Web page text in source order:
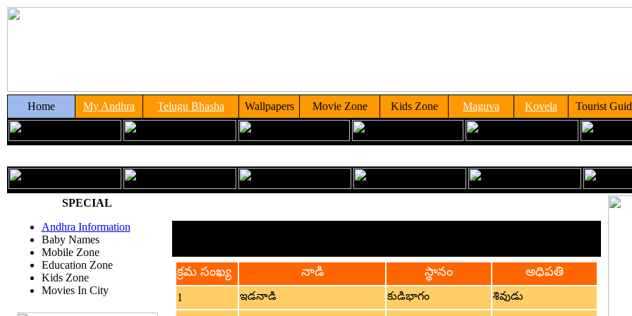
Home My Andhra Telugu Bhasha Wallpapers Movie Zone Kids Zone Maguva Kovela Tourist
SPECIAL
Andhra Information
Baby Names
Mobile Zone
Education Zone
Kids Zone
Movies In City
క్రమ సంఖ్య నాడి స్థానం అధిపతి
1 ఇడనాడి కుడిభాగం శివుడు